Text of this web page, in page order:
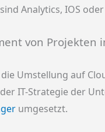
Analytics, IOS
von Projekten
Umstellung auf
IT-Strategie der
umgesetzt.